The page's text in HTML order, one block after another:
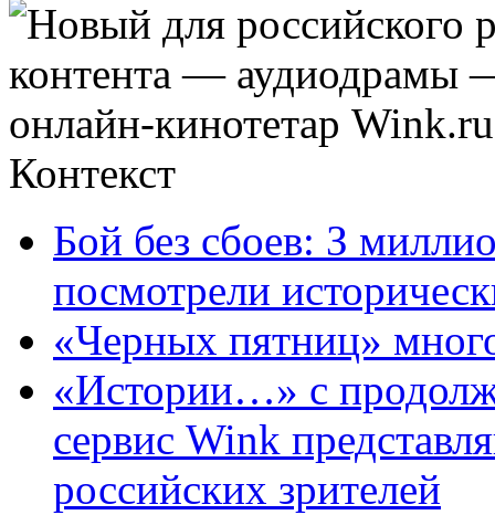
Контекст
Бой без сбоев: З
посмотрели
«Черных пятниц»
«Истории…» с
сервис Wink
российских зрителей